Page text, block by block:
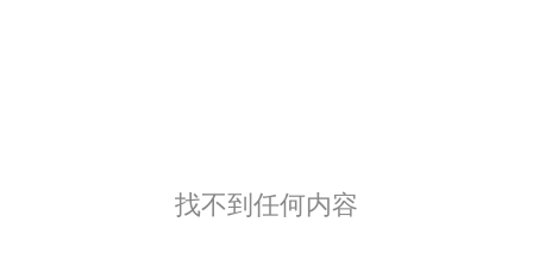
找不到任何内容